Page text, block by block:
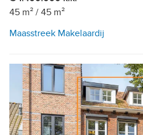
45 m² / 45 m²
Maasstreek Makelaardij